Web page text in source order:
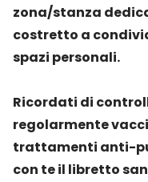
zona/stanza
costretto a
spazi personali.
Ricordati di
regolarmente
trattamenti anti-
con te il libretto